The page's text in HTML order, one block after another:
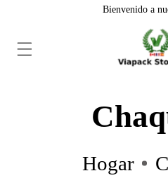
Bienvenido a
Hogar